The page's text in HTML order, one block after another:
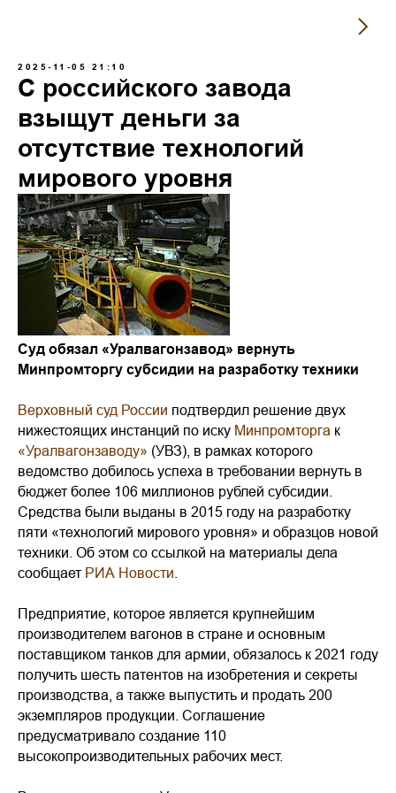
2025-11-05 21:10
С российского завода
взыщут деньги за
отсутствие технологий
мирового уровня
Суд обязал «Уралвагонзавод» вернуть
Минпромторгу субсидии на разработку техники
Верховный суд России подтвердил решение двух
нижестоящих инстанций по иску Минпромторга к
«Уралвагонзаводу» (УВЗ), в рамках которого
ведомство добилось успеха в требовании вернуть в
бюджет более 106 миллионов рублей субсидии.
Средства были выданы в 2015 году на разработку
пяти «технологий мирового уровня» и образцов новой
техники. Об этом со ссылкой на материалы дела
сообщает РИА Новости
Предприятие, которое является крупнейшим
производителем вагонов в стране и основным
поставщиком танков для армии, обязалось к 2021 году
получить шесть патентов на изобретения и секреты
производства, а также выпустить и продать 200
экземпляров продукции. Соглашение
предусматривало создание 110
высокопроизводительных рабочих мест.